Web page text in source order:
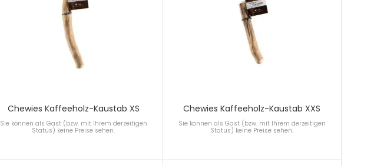
Chewies Kaffeeholz-Kaustab XS
Sie können als Gast (bzw. mit Ihrem derzeitigen
Status) keine Preise sehen.
Chewies Kaffeeholz-Kaustab XXS
Sie können als Gast (bzw. mit Ihrem derzeitigen
Status) keine Preise sehen.